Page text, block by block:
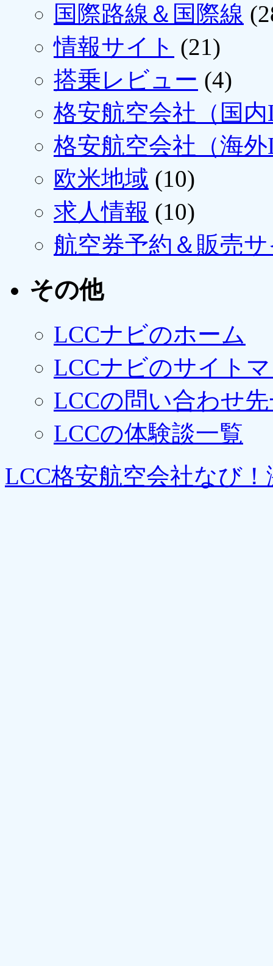
国際路線＆国際線
情報サイト (21)
搭乗レビュー (4)
格安航空会社（国
格安航空会社（海
欧米地域 (10)
求人情報 (10)
航空券予約＆販売
その他
LCCナビのホーム
LCCナビのサイト
LCCの問い合わせ
LCCの体験談一覧
LCC格安航空会社なび